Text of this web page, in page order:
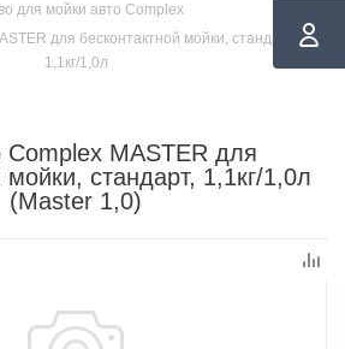
для мойки авто Complex
для бесконтактной мойки, стандарт,
1,1кг/1,0л
Complex MASTER для
мойки, стандарт, 1,1кг/1,0л
(Master 1,0)